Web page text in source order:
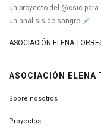
un proyecto del @csic
un análisis de sangre
ASOCIACIÓN ELENA
ASOCIACIÓN ELENA
Sobre nosotros
Proyectos